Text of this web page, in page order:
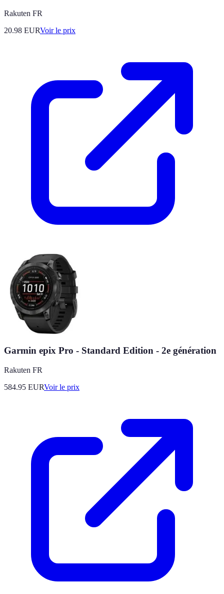
Rakuten FR
20.98 EURVoir le prix
Garmin epix Pro - Standard Edition - 2e génération
Rakuten FR
584.95 EURVoir le prix